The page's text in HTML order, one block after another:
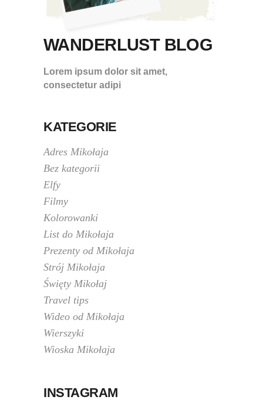
WANDERLUST BLOG
Lorem ipsum dolor sit amet,
consectetur adipi
KATEGORIE
Adres Mikołaja
Bez kategorii
Elfy
Filmy
Kolorowanki
List do Mikołaja
Prezenty od Mikołaja
Strój Mikołaja
Święty Mikołaj
Travel tips
Wideo od Mikołaja
Wierszyki
Wioska Mikołaja
INSTAGRAM